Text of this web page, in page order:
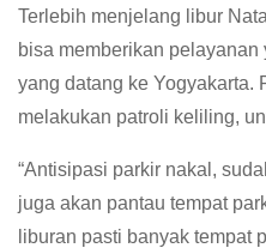
Terlebih menjelang libur
bisa memberikan
yang datang ke Yogyakarta.
melakukan patroli keliling,
“Antisipasi parkir nakal,
juga akan pantau tempat
liburan pasti banyak tempat